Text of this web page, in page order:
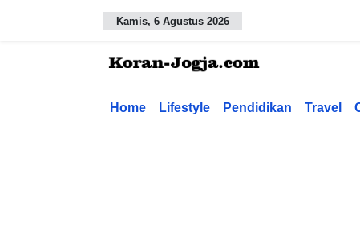
Kamis, 6 Agustus 2026
Home Lifestyle Pendidikan Travel